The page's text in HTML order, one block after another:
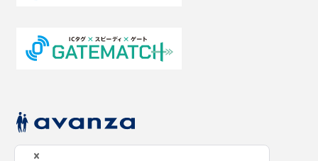
［販売元］ 株式会社 アヴァンザ